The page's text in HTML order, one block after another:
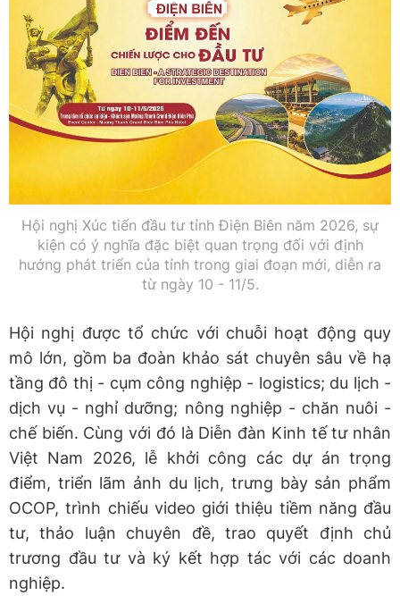
Hội nghị Xúc tiến đầu tư tỉnh Điện Biên năm 2026, sự
kiện có ý nghĩa đặc biệt quan trọng đối với định
hướng phát triển của tỉnh trong giai đoạn mới, diễn ra
từ ngày 10 - 11/5.
Hội nghị được tổ chức với chuỗi hoạt động quy
mô lớn, gồm ba đoàn khảo sát chuyên sâu về hạ
tầng đô thị - cụm công nghiệp - logistics; du lịch -
dịch vụ - nghỉ dưỡng; nông nghiệp - chăn nuôi -
chế biến. Cùng với đó là Diễn đàn Kinh tế tư nhân
Việt Nam 2026, lễ khởi công các dự án trọng
điểm, triển lãm ảnh du lịch, trưng bày sản phẩm
OCOP, trình chiếu video giới thiệu tiềm năng đầu
tư, thảo luận chuyên đề, trao quyết định chủ
trương đầu tư và ký kết hợp tác với các doanh
nghiệp.